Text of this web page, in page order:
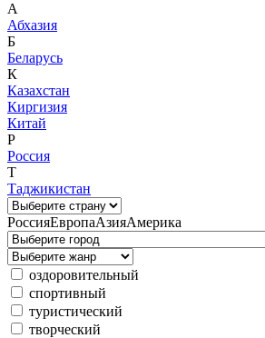
А
Абхазия
Б
Беларусь
К
Казахстан
Киргизия
Китай
Р
Россия
Т
Таджикистан
РоссияЕвропаАзияАмерика
оздоровительный
спортивный
туристический
творческий